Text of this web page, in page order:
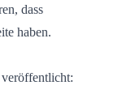
dass
haben.